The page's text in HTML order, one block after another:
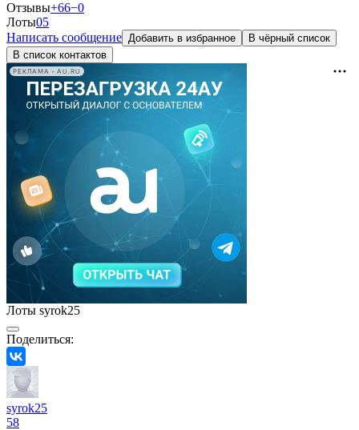
Отзывы+66−0
Лоты05
Написать сообщение Добавить в избранное
В чёрный список
В список контактов
РЕКЛАМА • AU.RU
Лоты syrok25
Поделиться:
syrok25
58